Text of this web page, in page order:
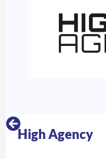
High Agency